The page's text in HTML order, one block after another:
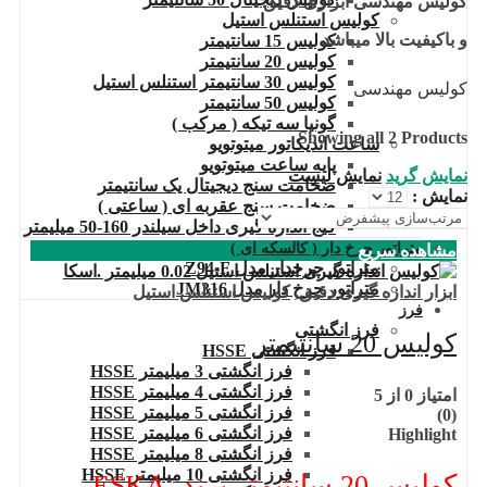
کولیس استنلس استیل
کولیس 15 سانتیمتر
کولیس 20 سانتیمتر
کولیس 30 سانتیمتر استنلس استیل
کولیس 50 سانتیمتر
گونیا سه تیکه ( مرکب )
ساعت اندیکاتور میتوتویو
پایه ساعت میتوتویو
ضخامت سنج دیجیتال یک سانتیمتر
ضخامت سنج عقربه ای ( ساعتی )
گیج اندازه گیری داخل سیلندر 160-50 میلیمتر
متراتور چرخ دار ( کالسکه ای )
متراتور چرخدار مدل Z94-F
متراتور چرخ دار مدل JM316
فرز
فرز انگشتی
فرز انگشتی HSSE
فرز انگشتی 3 میلیمتر HSSE
فرز انگشتی 4 میلیمتر HSSE
فرز انگشتی 5 میلیمتر HSSE
فرز انگشتی 6 میلیمتر HSSE
فرز انگشتی 8 میلیمتر HSSE
فرز انگشتی 10 میلیمتر HSSE
و باکیفیت بالا میباشد
کولیس مهندسی
Showing all 2 Products
نمایش گرید نمایش لیست
نمایش :
مشاهده سریع
ابزار اندازه گیری دقیق,کولیس استنلس استیل
کولیس 20 سانتیمتر
امتیاز 0 از 5
(0)
Highlight